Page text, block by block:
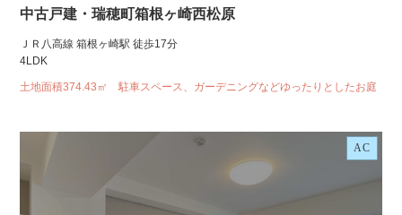
中古戸建・瑞穂町箱根ヶ崎西松原
ＪＲ八高線 箱根ヶ崎駅 徒歩17分
4LDK
土地面積374.43㎡ 駐車スペース、ガーデニングなどゆったりとしたお庭
AC